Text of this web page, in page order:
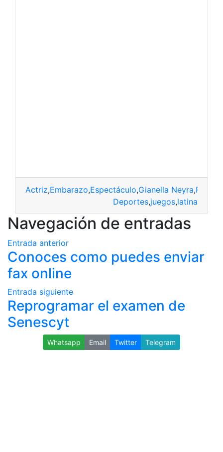
Actriz,Embarazo,Espectáculo,Gianella Neyra,
Deportes,juegos,latina
Navegación de entradas
Entrada anterior
Conoces como puedes enviar
fax online
Entrada siguiente
Reprogramar el examen de
Senescyt
Whatsapp Email Twitter Telegram